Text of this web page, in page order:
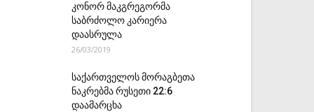
კონორ მაკგრეგორმა
საბრძოლო კარიერა
დაასრულა
26/03/2019
საქართველოს მორაგბეთა
ნაკრებმა რუსეთი 22:6
დაამარცხა